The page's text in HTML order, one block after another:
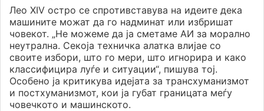
Лео XIV остро се спротивставува на идеите дека
машините можат да го надминат или избришат
човекот. „Не можеме да ја сметаме АИ за морално
неутрална. Секоја техничка алатка влијае со
своите избори, што го мери, што игнорира и како
классифицира луѓе и ситуации“, пишува тој.
Особено ја критикува идејата за трансхуманизмот
и постхуманизмот, кои ја губат границата меѓу
човечкото и машинското.